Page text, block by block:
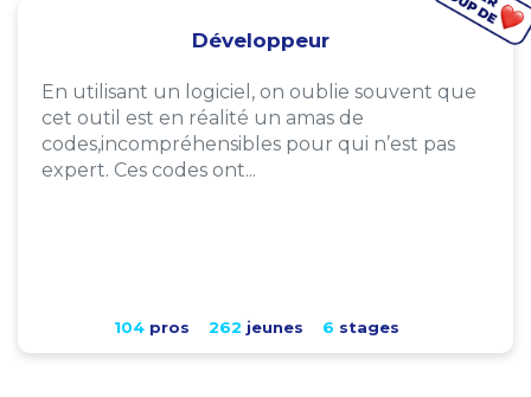
Développeur
En utilisant un logiciel, on oublie souvent que
cet outil est en réalité un amas de
codes,incompréhensibles pour qui n’est pas
expert. Ces codes ont...
104pros 262 jeunes 6 stages